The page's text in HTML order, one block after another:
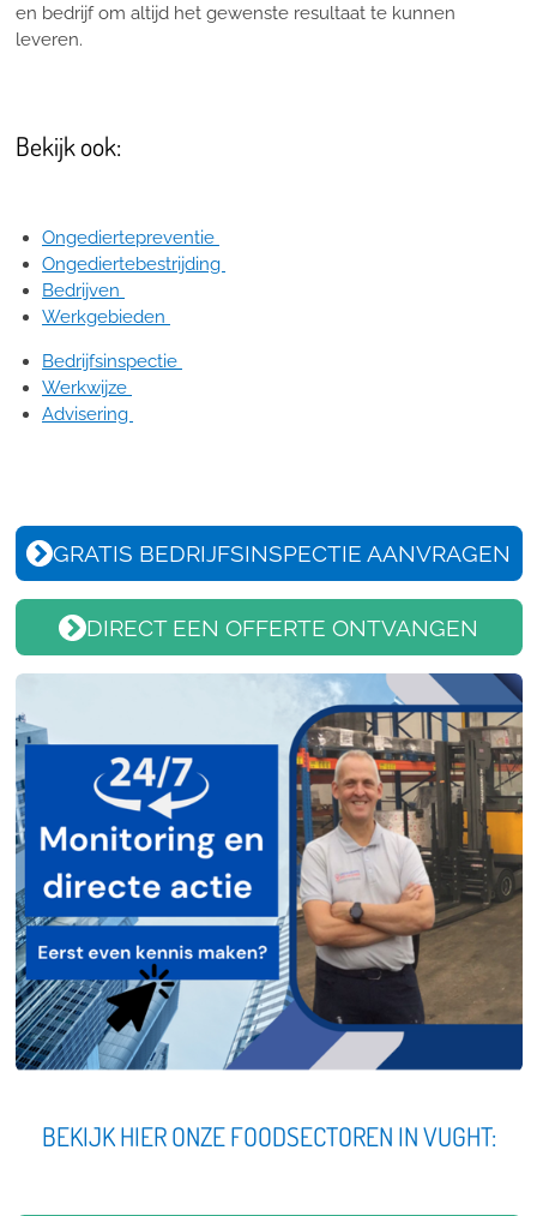
en bedrijf om altijd het gewenste resultaat te kunnen
leveren.
Bekijk ook:
Ongediertepreventie
Ongediertebestrijding
Bedrijven
Werkgebieden
Bedrijfsinspectie
Werkwijze
Advisering
GRATIS BEDRIJFSINSPECTIE AANVRAGEN
DIRECT EEN OFFERTE ONTVANGEN
BEKIJK HIER ONZE FOODSECTOREN IN VUGHT: